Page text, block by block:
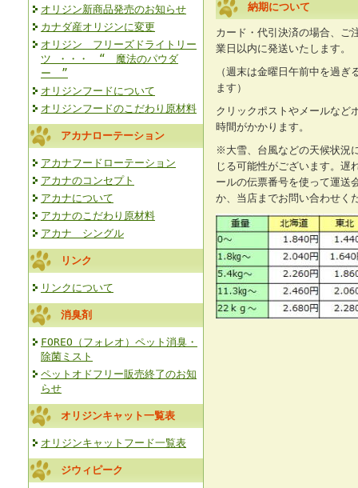
オリジン新商品発売のお知らせ
カナダ産オリジンに変更
オリジン フリーズドライトリー
ツ ・・・ “ 魔法のパウダ
ー ”
オリジンフードについて
オリジンフードのこだわり原材料
アカナローテーション
アカナフードローテーション
アカナのコンセプト
アカナについて
アカナのこだわり原材料
アカナ シングル
リンク
リンクについて
消臭剤
FOREO（フォレオ）ペット消臭・
除菌ミスト
ペットオドフリー販売終了のお知
らせ
オリジンキャット一覧表
オリジンキャットフード一覧表
ジウィピーク
納期について
カード・代引決済の場合、ご
業日以内に発送いたします。
（週末は金曜日午前中を過ぎ
ます）
クリックポストやメールなど
時間がかかります。
※大雪、台風などの天候状況
じる可能性がございます。遅
ールの伝票番号を使って運送
か、当店までお問い合わせく